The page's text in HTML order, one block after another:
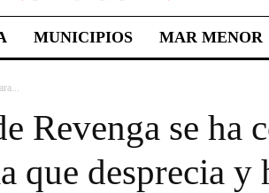
MUNICIPIOS MAR MENOR
Revenga se ha
que desprecia